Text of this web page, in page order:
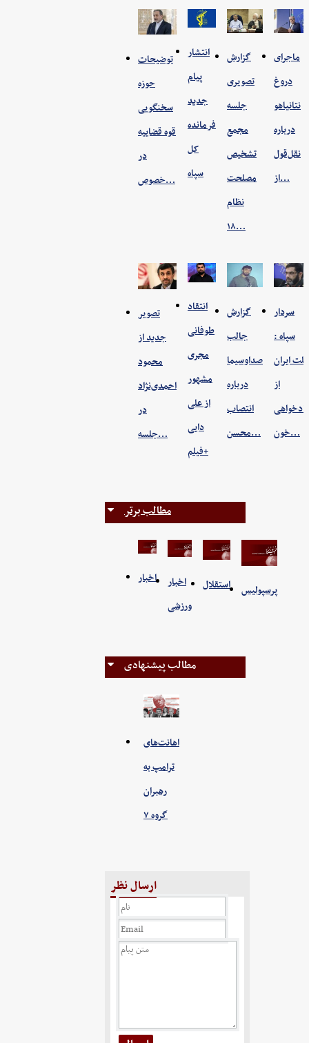
توضیحات
حوزه
سخنگویی
قوه قضاییه
در
خصوص…
انتشار
پیام
جدید
فرمانده
کل
سپاه
گزارش
تصویری
جلسه
مجمع
تشخیص
مصلحت
نظام
۱۸…
ماجرای
دروغ
نتانیاهو
درباره
نقل‌قول
از…
تصویر
جدید از
محمود
احمدی‌نژاد
در
جلسه…
انتقاد
طوفانی
مجری
مشهور
از علی
دایی
+فیلم
گزارش
جالب
صداوسیما
درباره
انتصاب
محسن…
سردار
سپاه :
ملت ایران
از
دادخواهی
خون…
مطالب برتر
اخبار
اخبار
ورزشی
استقلال پرسپولیس
مطالب پیشنهادی
اهانت‌های
ترامپ به
رهبران
گروه ۷
ارسال نظر